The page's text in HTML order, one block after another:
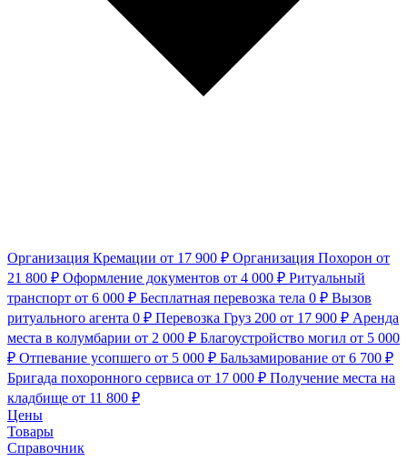
Организация Кремации от 17 900 ₽ Организация Похорон от
21 800 ₽ Оформление документов от 4 000 ₽ Ритуальный
транспорт от 6 000 ₽ Бесплатная перевозка тела 0 ₽ Вызов
ритуального агента 0 ₽ Перевозка Груз 200 от 17 900 ₽ Аренда
места в колумбарии от 2 000 ₽ Благоустройство могил от 5 000
₽ Отпевание усопшего от 5 000 ₽ Бальзамирование от 6 700 ₽
Бригада похоронного сервиса от 17 000 ₽ Получение места на
кладбище от 11 800 ₽
Цены
Товары
Справочник